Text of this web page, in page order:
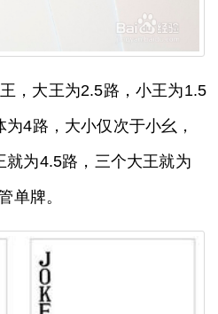
，大王为2.5路，小王为1.5
4路，大小仅次于小幺，
为4.5路，三个大王就为
单牌。